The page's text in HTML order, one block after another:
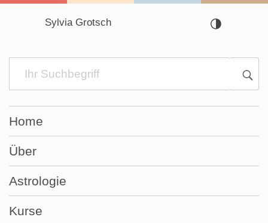
Sylvia Grotsch
Navigation
überspringen
Home
Über
Astrologie
Kurse